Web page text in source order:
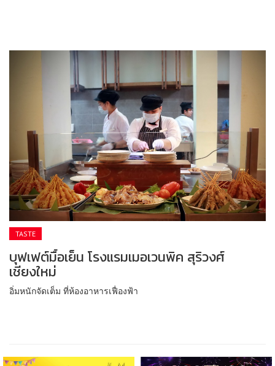
TASTE
บุฟเฟต์มื้อเย็น โรงแรมเมอเวนพิค สุริวงศ์
เชียงใหม่
อิ่มหนักจัดเต็ม ที่ห้องอาหารเฟื่องฟ้า